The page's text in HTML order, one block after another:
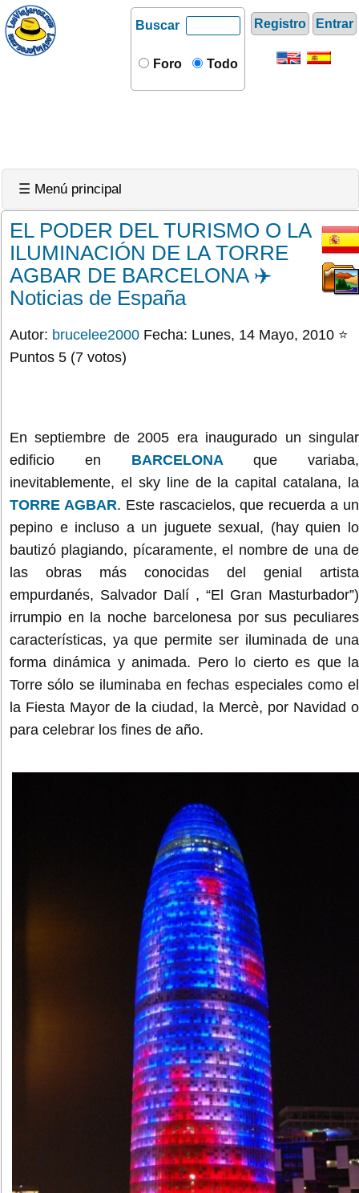
Registro Entrar
Buscar
Foro Todo
☰ Menú principal
EL PODER DEL TURISMO O LA
ILUMINACIÓN DE LA TORRE
AGBAR DE BARCELONA ✈️
Noticias de España
Autor: brucelee2000 Fecha: Lunes, 14 Mayo, 2010 ⭐
Puntos 5 (7 votos)
En septiembre de 2005 era inaugurado un singular
edificio en BARCELONAque variaba,
inevitablemente, el sky line de la capital catalana, la
TORRE AGBAR. Este rascacielos, que recuerda a un
pepino e incluso a un juguete sexual, (hay quien lo
bautizó plagiando, pícaramente, el nombre de una de
las obras más conocidas del genial artista
empurdanés, Salvador Dalí , “El Gran Masturbador”)
irrumpio en la noche barcelonesa por sus peculiares
características, ya que permite ser iluminada de una
forma dinámica y animada. Pero lo cierto es que la
Torre sólo se iluminaba en fechas especiales como el
la Fiesta Mayor de la ciudad, la Mercè, por Navidad o
para celebrar los fines de año.